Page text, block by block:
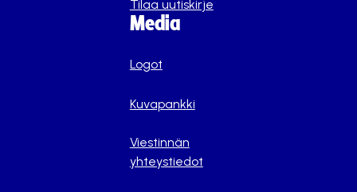
Tilaa uutiskirje
Media
Logot
Kuvapankki
Viestinnän
yhteystiedot